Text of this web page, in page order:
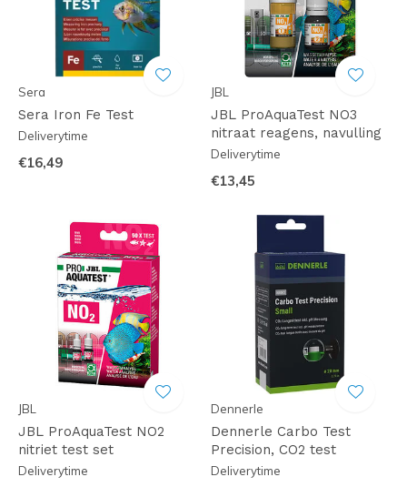
Sera
Sera Iron Fe Test
Deliverytime
€16,49
JBL
JBL ProAquaTest NO3
nitraat reagens, navulling
Deliverytime
€13,45
JBL
JBL ProAquaTest NO2
nitriet test set
Deliverytime
Dennerle
Dennerle Carbo Test
Precision, CO2 test
Deliverytime